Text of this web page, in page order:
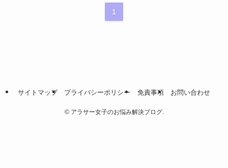
1
サイトマップ プライバシーポリシー 免責事項 お問い合わせ
©アラサー女子のお悩み解決ブログ.